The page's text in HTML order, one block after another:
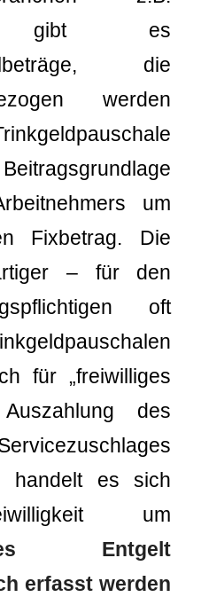
gibt es
die
werden
um
Fixbetrag. Die
– für den
oft
für „freiwilliges
des
handelt es sich
um
Entgelt
erfasst werden